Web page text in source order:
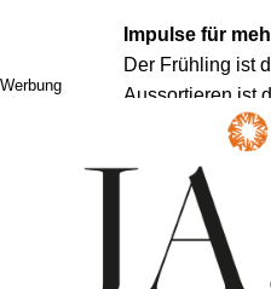
Impulse für
Der Frühling ist
Aussortieren ist
Kleiderwechsel
Bereiche zu
Licht spielt
wir die ersten
unterstützt den
Auch
Werbung